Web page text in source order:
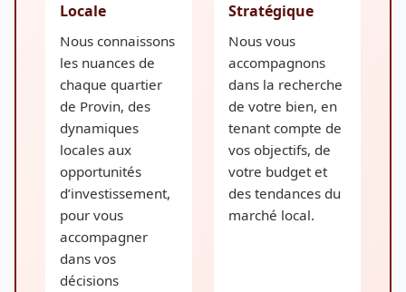
Locale
Nous connaissons
les nuances de
chaque quartier
de Provin, des
dynamiques
locales aux
opportunités
d’investissement,
pour vous
accompagner
dans vos
décisions
Stratégique
Nous vous
accompagnons
dans la recherche
de votre bien, en
tenant compte de
vos objectifs, de
votre budget et
des tendances du
marché local.